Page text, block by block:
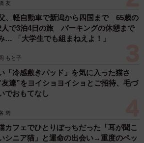
友
、軽自動車で新潟から四国まで 65歳の
人で3泊4日の旅 パーキングの休憩まで
… 「大学生でも組まねえよ！」
もと子
「冷感敷きパッド」を気に入った猫さ
友達”をヨイショヨイショとご招待、毛づ
でおもてなし
碧
カフェでひとりぼっちだった「耳が聞こ
シニア猫」と運命の出会い→重度のペッ